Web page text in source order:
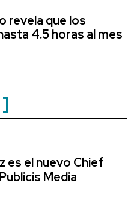
revela que los
4.5 horas al mes
es el nuevo Chief
Media